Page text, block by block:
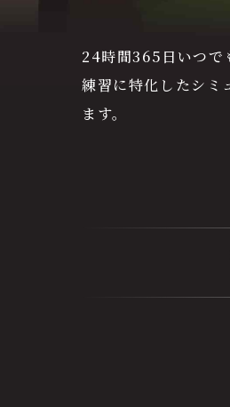
24時間365日いつで
練習に特化したシミ
ます。